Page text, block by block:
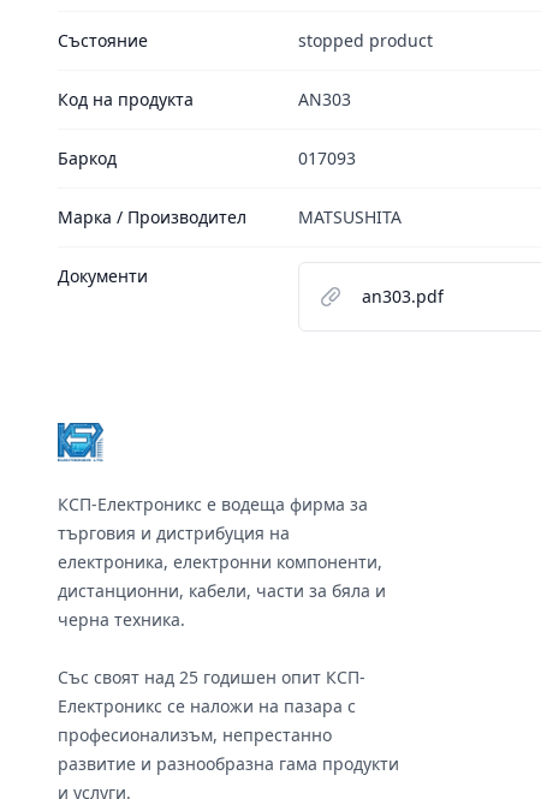
Състояние stopped product
Код на продукта AN303
Баркод 017093
Марка / Производител MATSUSHITA
Документи
an303.pdf
КСП-Електроникс е водеща фирма за
търговия и дистрибуция на
електроника, електронни компоненти,
дистанционни, кабели, части за бяла и
черна техника.
Със своят над 25 годишен опит КСП-
Електроникс се наложи на пазара с
професионализъм, непрестанно
развитие и разнообразна гама продукти
и услуги.